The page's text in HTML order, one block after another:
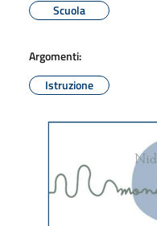
Scuola
Argomenti:
Istruzione